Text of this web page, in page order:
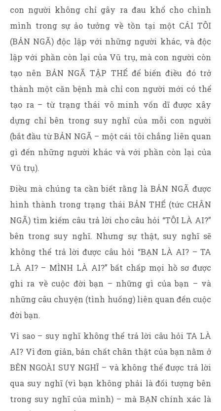
con người không chỉ gây ra đau khổ cho chình
mình trong sự ảo tưởng về tồn tại một CÁI TÔI
(BẢN NGÃ) độc lập với những người khác, và độc
lập với phần còn lại của Vũ trụ, mà con người còn
tạo nên BẢN NGÃ TẬP THỂ để biến điều đó trở
thành một căn bệnh mà chỉ con người mới có thể
tạo ra – từ trạng thái vô minh vốn dĩ được xây
dựng chỉ bên trong suy nghĩ của mỗi con người
(bắt đầu từ BẢN NGÃ – một cái tôi chẳng liên quan
gì đến những người khác và với phần còn lại của
Vũ trụ).
Điều mà chúng ta cần biết rằng là BẢN NGÃ được
hình thành trong trạng thái BẢN THỂ (tức CHÂN
NGÃ) tìm kiếm câu trả lời cho câu hỏi “TÔI LÀ AI?”
bên trong suy nghĩ. Nhưng sự thật, suy nghĩ sẽ
không thể trả lời được câu hỏi “BẠN LÀ AI? – TA
LÀ AI? – MÌNH LÀ AI?” bất chấp mọi hồ sơ được
ghi ra về cuộc đời bạn – những gì của bạn – và
những câu chuyện (tình huống) liên quan đến cuộc
đời bạn.
Vì sao – suy nghĩ không thể trả lời câu hỏi TA LÀ
AI? Vì đơn giản, bản chất chân thật của bạn nằm ở
BÊN NGOÀI SUY NGHĨ – và không thể được trả lời
qua suy nghĩ (vì bạn không phải là đối tượng bên
trong suy nghĩ của mình) – mà BẠN chính xác là